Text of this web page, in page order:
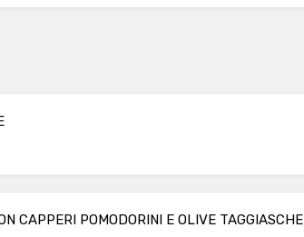
CAPPERI POMODORINI E OLIVE TAGGIASCHE